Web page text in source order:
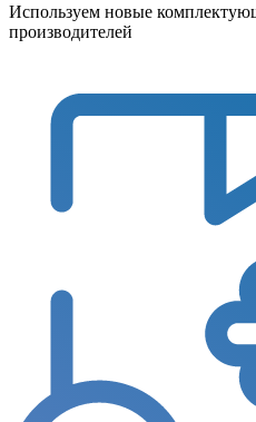
Используем новые
производителей